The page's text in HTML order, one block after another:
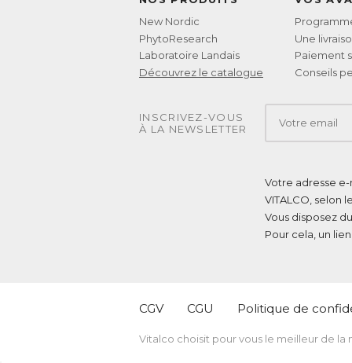
New Nordic
PhytoResearch
Laboratoire Landais
Découvrez le catalogue
Une
Paiement
Conseils
INSCRIVEZ-VOUS
À LA NEWSLETTER
Votre adresse
VITALCO, selon
Vous disposez
Pour cela, un
CGV CGU Politique de
Vitalco choisit pour vous le meilleur de la